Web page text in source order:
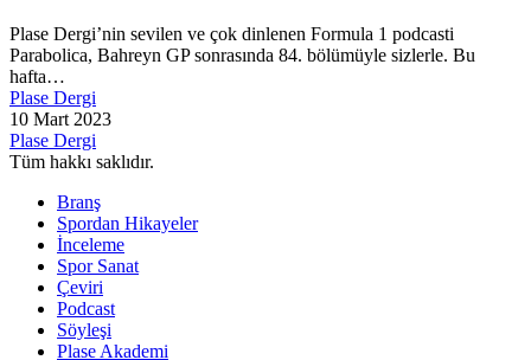
Plase Dergi’nin sevilen ve çok dinlenen Formula 1 podcasti
Parabolica, Bahreyn GP sonrasında 84. bölümüyle sizlerle. Bu
hafta…
Plase Dergi
10 Mart 2023
Plase Dergi
Tüm hakkı saklıdır.
Branş
Spordan Hikayeler
İnceleme
Spor Sanat
Çeviri
Podcast
Söyleşi
Plase Akademi